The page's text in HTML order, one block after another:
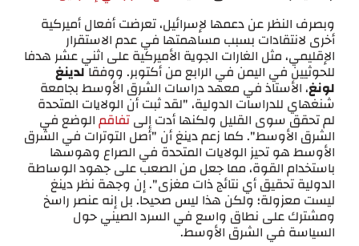
وبصرف النظر عن دعمها لإسرائيل، تعرضت أفعال أميركية
أخرى لانتقادات بسبب مساهمتها في عدم الاستقرار
الإقليمي، مثل الغارات الجوية الأميركية على اثني عشر هدفا
للحوثيين في اليمن في الرابع من أكتوبر. ووفقالدينغ
لونغ، الأستاذ في معهد دراسات الشرق الأوسط بجامعة
شنغهاي للدراسات الدولية، "لقد ثبت أن الولايات المتحدة
لم تحقق سوى القليل ولكنها أدت إلىتفاقمالوضع في
الشرق الأوسط". كما زعم دينغ أن "أصل التوترات في الشرق
الأوسط هو تحيز الولايات المتحدة في الصراع وهوسها
باستخدام القوة، مما جعل من الصعب على جهود الوساطة
الدولية تحقيق أي نتائج ذات مغزى". إن وجهة نظر دينغ
ليست معزولة؛ ولكن هذا ليس صحيحا. بل إنه عنصر راسخ
ومشترك على نطاق واسع في السرد الصيني حول
السياسة في الشرق الأوسط.